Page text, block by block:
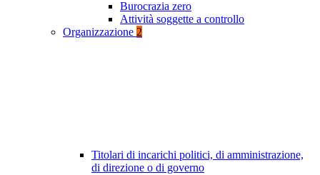
Burocrazia zero
Attività soggette a controllo
Organizzazione 2
Titolari di incarichi politici, di amministrazione,
di direzione o di governo